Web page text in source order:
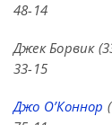
48-14
Джек Борвик
33-15
Джо О’Коннор